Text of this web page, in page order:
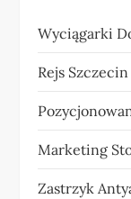
Wyciągarki
Rejs
Marketing
Zastrzyk